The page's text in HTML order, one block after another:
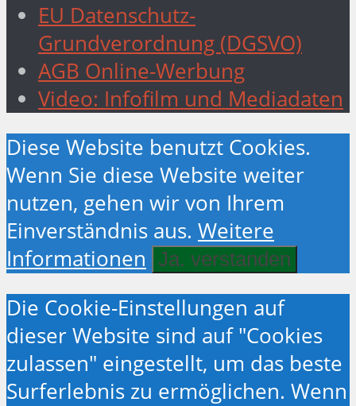
EU Datenschutz-
Grundverordnung (DGSVO)
AGB Online-Werbung
Video: Infofilm und Mediadaten
Diese Website benutzt Cookies.
Wenn Sie diese Website weiter
nutzen, gehen wir von Ihrem
Einverständnis aus. Weitere
Informationen
Ja. verstanden
Die Cookie-Einstellungen auf
dieser Website sind auf "Cookies
zulassen" eingestellt, um das beste
Surferlebnis zu ermöglichen. Wenn